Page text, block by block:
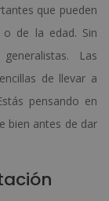
que pueden
de la edad. Sin
Las
de llevar a
pensando en
bien antes de dar